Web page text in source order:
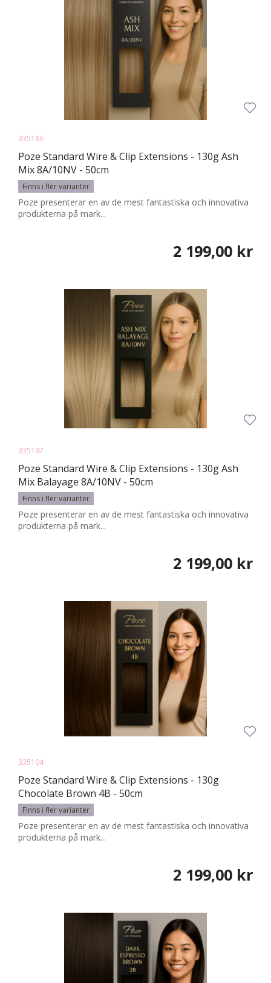
335186
Poze Standard Wire & Clip Extensions - 130g Ash
Mix 8A/10NV - 50cm
Finns i fler varianter
Poze presenterar en av de mest fantastiska och innovativa
produkterna på mark...
2 199,00 kr
335197
Poze Standard Wire & Clip Extensions - 130g Ash
Mix Balayage 8A/10NV - 50cm
Finns i fler varianter
Poze presenterar en av de mest fantastiska och innovativa
produkterna på mark...
2 199,00 kr
335104
Poze Standard Wire & Clip Extensions - 130g
Chocolate Brown 4B - 50cm
Finns i fler varianter
Poze presenterar en av de mest fantastiska och innovativa
produkterna på mark...
2 199,00 kr